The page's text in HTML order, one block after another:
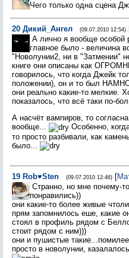
Чего только одна сцена
20 Дикий_Ангел (09.07.2010 12:54)
А лично я вообще особой
главное было - величина
"Новолунии2, ни в "Затмении"
книге они описаны как
говорилось, что когда Джейк
положении), он и то был
они реально какие-то мелкие.
показалось, что всё таки по-
А насчёт вампиров, то
вообще...
Особенно,
то просто разбивали, как
было...
19 Rob♥Sten (09.07.2010 12:46) [
Странно, но мне почему-
понравились))
они какие-то более живые
прям запомнилось еше, какие
стоял в профиль рядом с
стоит рядом с ним)))
они и пушистые
просто в новолунии,